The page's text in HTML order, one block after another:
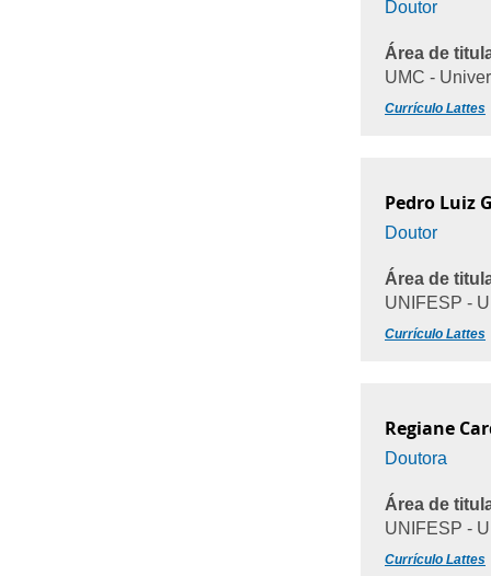
Doutor
Área de
UMC -
Currículo Lattes
Pedro Luiz
Doutor
Área de
UNIFESP -
Currículo Lattes
Regiane
Doutora
Área de
UNIFESP -
Currículo Lattes